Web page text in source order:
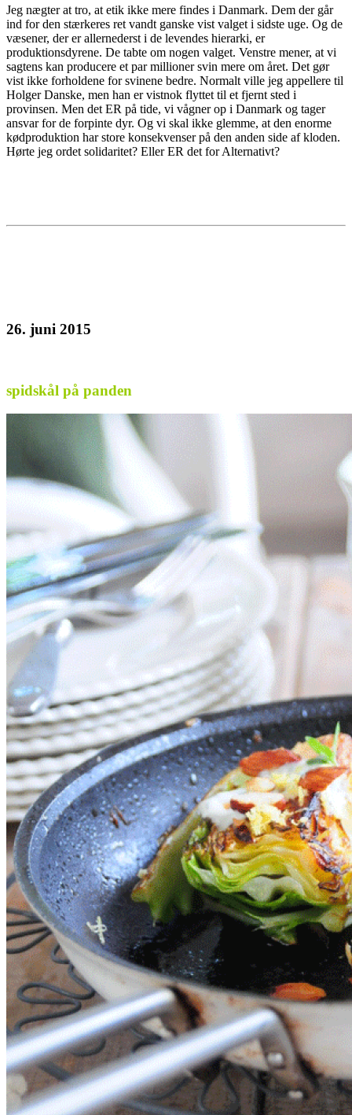
Jeg nægter at tro, at etik ikke mere findes i Danmark. Dem der går
ind for den stærkeres ret vandt ganske vist valget i sidste uge. Og de
væsener, der er allernederst i de levendes hierarki, er
produktionsdyrene. De tabte om nogen valget. Venstre mener, at vi
sagtens kan producere et par millioner svin mere om året. Det gør
vist ikke forholdene for svinene bedre. Normalt ville jeg appellere til
Holger Danske, men han er vistnok flyttet til et fjernt sted i
provinsen. Men det ER på tide, vi vågner op i Danmark og tager
ansvar for de forpinte dyr. Og vi skal ikke glemme, at den enorme
kødproduktion har store konsekvenser på den anden side af kloden.
Hørte jeg ordet solidaritet? Eller ER det for Alternativt?
26. juni 2015
spidskål på panden